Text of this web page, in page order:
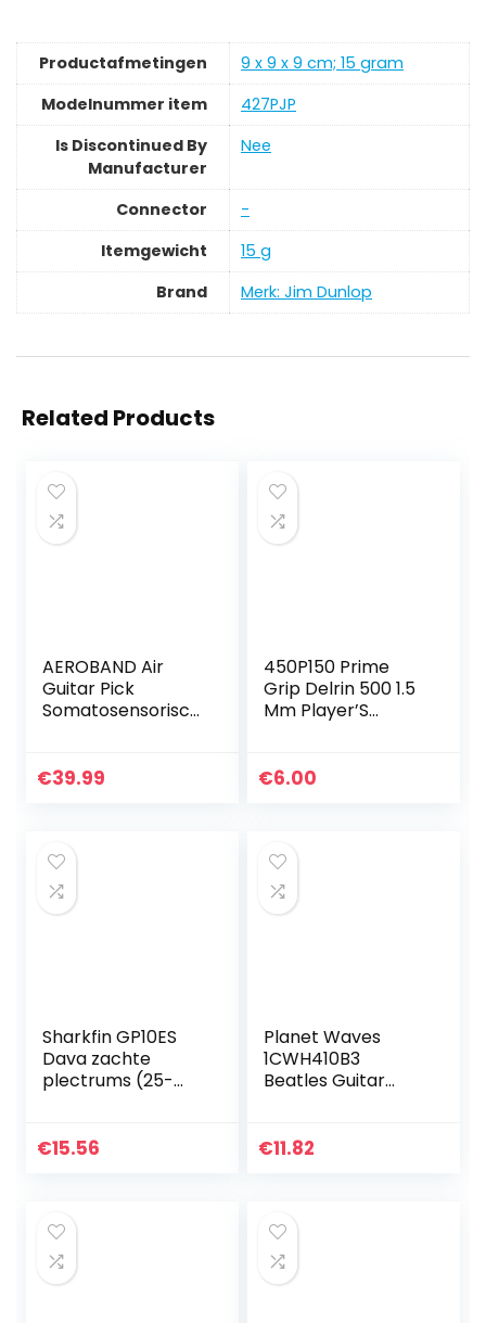
Productafmetingen
‎9 x 9 x 9 cm; 15 gram
Modelnummer item
‎427PJP
Is Discontinued By
Manufacturer
‎Nee
Connector
‎-
Itemgewicht
‎15 g
Brand
Merk: Jim Dunlop
Related Products
AEROBAND Air
Guitar Pick
Somatosensorisch
imiteert de
€39.99
450P150 Prime
Grip Delrin 500 1.5
Mm Player’S
€6.00
Sharkfin GP10ES
Dava zachte
plectrums (25-
€15.56
Planet Waves
1CWH410B3
Beatles Guitar
€11.82